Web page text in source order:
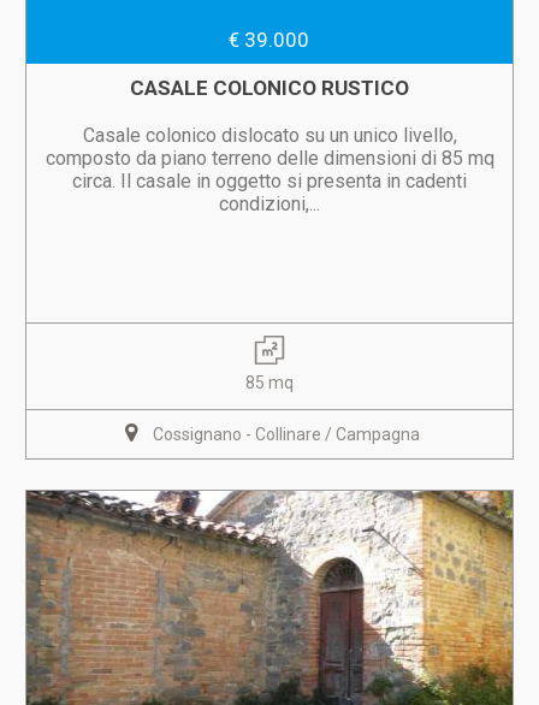
€ 39.000
CASALE COLONICO RUSTICO
Casale colonico dislocato su un unico livello,
composto da piano terreno delle dimensioni di 85 mq
circa. Il casale in oggetto si presenta in cadenti
condizioni,...
85 mq
Cossignano - Collinare / Campagna